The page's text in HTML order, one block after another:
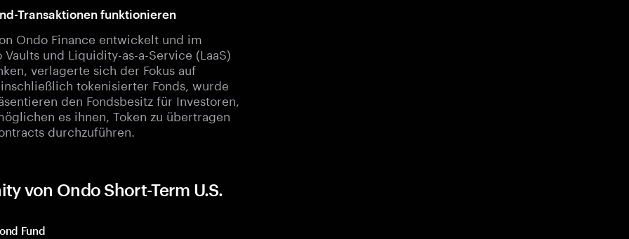
Transaktionen funktionieren
Ondo Finance entwickelt und im
und Liquidity-as-a-Service (LaaS)
verlagerte sich der Fokus auf
tokenisierter Fonds, wurde
den Fondsbesitz für Investoren,
es ihnen, Token zu übertragen
durchzuführen.
von Ondo Short-Term U.S.
Fund